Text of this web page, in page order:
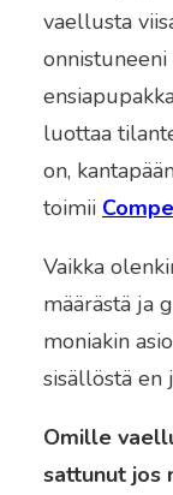
vaellusta
luottaa
on,
toimii
Vaikka
määrästä ja
moniakin
sisällöstä en
Omille
sattunut jos